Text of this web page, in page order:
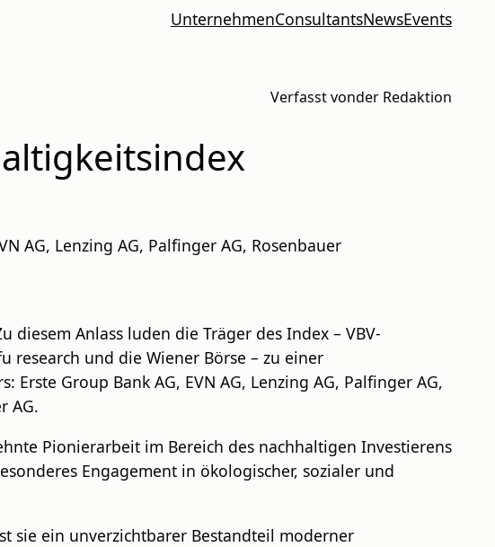
UnternehmenConsultantsNewsEvents
Verfasst vonder Redaktion
AG, Lenzing AG, Palfinger AG, Rosenbauer
diesem Anlass luden die Träger des Index – VBV-
research und die Wiener Börse – zu einer
Group Bank AG, EVN AG, Lenzing AG, Palfinger AG,
AG.
Pionierarbeit im Bereich des nachhaltigen Investierens
Engagement in ökologischer, sozialer und
sie ein unverzichtbarer Bestandteil moderner